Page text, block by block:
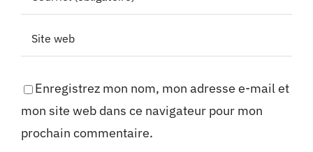
Enregistrez mon nom, mon adresse e-mail et
mon site web dans ce navigateur pour mon
prochain commentaire.